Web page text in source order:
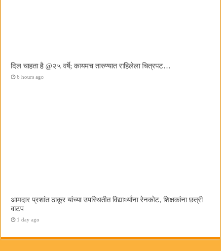
दिल चाहता है @२५ वर्षे; कायमच तारुण्यात राहिलेला चित्रपट…
6 hours ago
आमदार प्रशांत ठाकूर यांच्या उपस्थितीत विद्यार्थ्यांना रेनकोट, शिक्षकांना छत्री
वाटप
1 day ago